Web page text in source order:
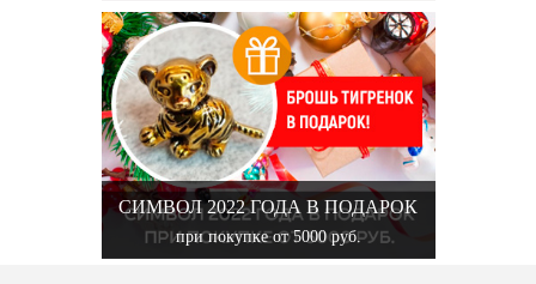
СИМВОЛ 2022 ГОДА В ПОДАРОК
при покупке от 5000 руб.